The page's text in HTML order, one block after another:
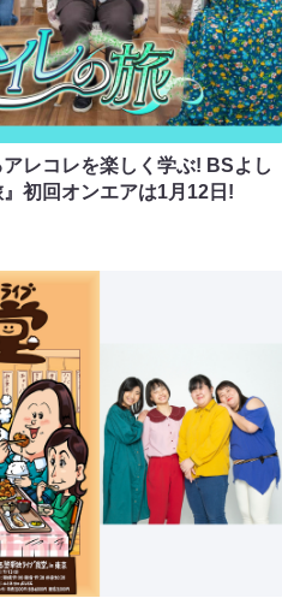
アレコレを楽しく学ぶ! BSよし
初回オンエアは1月12日!